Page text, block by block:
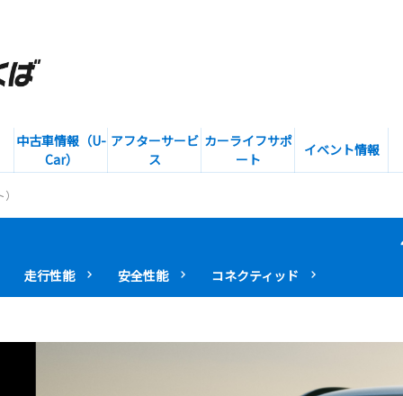
中古車情報（U-
Car）
アフターサービ
ス
カーライフサポ
ート
イベント情報
走行性能 安全性能 コネクティッド